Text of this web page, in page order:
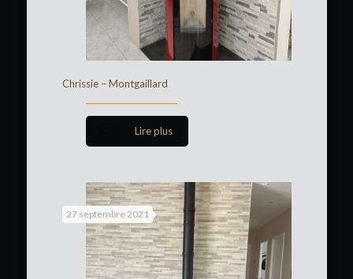
Chrissie – Montgaillard
Lire plus
27 septembre 2021